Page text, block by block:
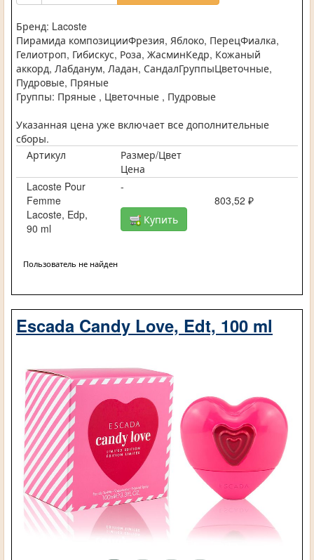
Бренд: Lacoste
Пирамида композицииФрезия, Яблоко, ПерецФиалка,
Гелиотроп, Гибискус, Роза, ЖасминКедр, Кожаный
аккорд, Лабданум, Ладан, СандалГруппыЦветочные,
Пудровые, Пряные
Группы: Пряные , Цветочные , Пудровые
Указанная цена уже включает все дополнительные
сборы.
Артикул
Размер/Цвет
Цена
Lacoste Pour
Femme
Lacoste, Edp,
90 ml
-
803,52 ₽
Купить
Пользователь не найден
Escada Candy Love, Edt, 100 ml